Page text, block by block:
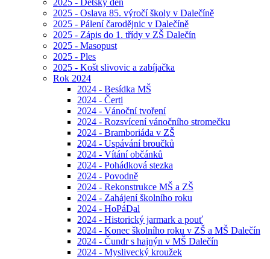
2025 - Oslava 85. výročí školy v Dalečíně
2025 - Pálení čarodějnic v Dalečíně
2025 - Zápis do 1. třídy v ZŠ Dalečín
2025 - Masopust
2025 - Ples
2025 - Košt slivovic a zabíjačka
Rok 2024
2024 - Besídka MŠ
2024 - Čerti
2024 - Vánoční tvoření
2024 - Rozsvícení vánočního stromečku
2024 - Bramboriáda v ZŠ
2024 - Uspávání broučků
2024 - Vítání občánků
2024 - Pohádková stezka
2024 - Povodně
2024 - Rekonstrukce MŠ a ZŠ
2024 - Zahájení školního roku
2024 - HoPáDal
2024 - Historický jarmark a pouť
2024 - Konec školního roku v ZŠ a MŠ Dalečín
2024 - Čundr s hajnýn v MŠ Dalečín
2024 - Myslivecký kroužek